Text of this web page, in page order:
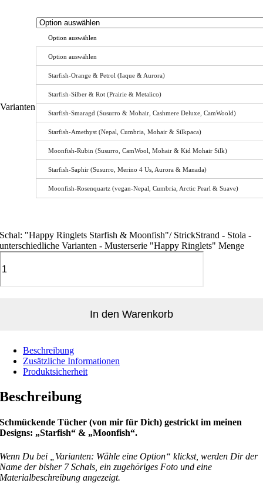
Varianten
Option auswählen
Option auswählen
Starfish-Orange & Petrol (Iaque & Aurora)
Starfish-Silber & Rot (Prairie & Metalico)
Starfish-Smaragd (Susurro & Mohair, Cashmere Deluxe, CamWoold)
Starfish-Amethyst (Nepal, Cumbria, Mohair & Silkpaca)
Moonfish-Rubin (Susurro, CamWool, Mohair & Kid Mohair Silk)
Starfish-Saphir (Susurro, Merino 4 Us, Aurora & Manada)
Moonfish-Rosenquartz (vegan-Nepal, Cumbria, Arctic Pearl & Suave)
Schal: "Happy Ringlets Starfish & Moonfish"/ StrickStrand - Stola -
unterschiedliche Varianten - Musterserie "Happy Ringlets" Menge
In den Warenkorb
Beschreibung
Zusätzliche Informationen
Produktsicherheit
Beschreibung
Schmückende Tücher (von mir für Dich) gestrickt im meinen
Designs: „Starfish“ & „Moonfish“.
Wenn Du bei „Varianten: Wähle eine Option“ klickst, werden Dir der
Name der bisher 7 Schals, ein zugehöriges Foto und eine
Materialbeschreibung angezeigt.